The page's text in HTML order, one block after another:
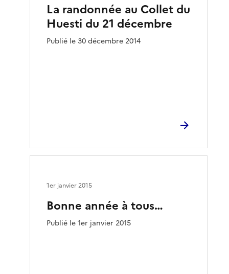
La randonnée au Collet du
Huesti du 21 décembre
Publié le 30 décembre 2014
Bonne année à tous…
Publié le 1er janvier 2015
1er janvier 2015